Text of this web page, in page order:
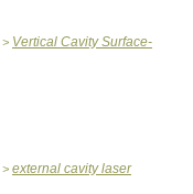
> Vertical Cavity Surface-
> external cavity laser